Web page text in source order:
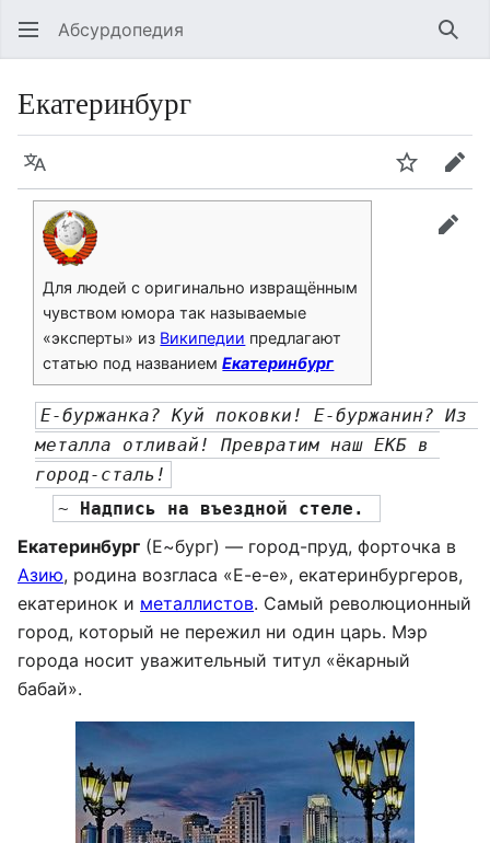
Абсурдопедия
Екатеринбург
Язык
Для людей с оригинально извращённым
чувством юмора так называемые
«эксперты» из Википедии предлагают
статью под названиемЕкатеринбург
Е-буржанка? Куй поковки! Е-буржанин? Из
металла отливай! Превратим наш ЕКБ в
город-сталь!
~ Надпись на въездной стеле.
Екатеринбург (Е~бург) — город-пруд, форточка в
Азию, родина возгласа «Е-е-е», екатеринбургеров,
екатеринок и металлистов. Самый революционный
город, который не пережил ни один царь. Мэр
города носит уважительный титул «ёкарный
бабай».